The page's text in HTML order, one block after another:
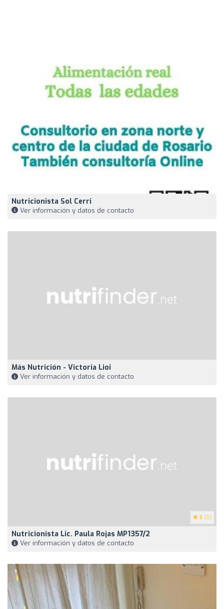
Nutricionista Sol Cerri
Ver información y datos de contacto
Más Nutrición - Victoria Lioi
Ver información y datos de contacto
5 (5)
Nutricionista Lic. Paula Rojas MP1357/2
Ver información y datos de contacto